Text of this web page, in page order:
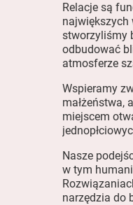
Relacje są
największych
stworzyliśmy
odbudować
atmosferze
Wspieramy
małżeństwa,
miejscem
Nasze
w tym
narzędzia do